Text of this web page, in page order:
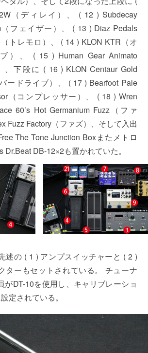
（ディレイ）、 ( 12 ) Subdecay
（フェイザー）、 ( 13 ) Diaz Pedals
トレモロ）、 ( 14 ) KLON KTR（オ
）、 ( 15 ) Human Gear Animato
、下段に ( 16 ) KLON Centaur Gold
ードライブ）、 ( 17 ) Bearfoot Pale
（コンプレッサー）、 ( 18 ) Wren
60’s Hot Germanium Fuzz（ファ
Fuzz Factory（ファズ）、そして入出
The Tone Junction Boxまたメトロ
Dr.Beat DB-12×2も置かれていた。
述の ( 1 ) アンプスイッチャーと ( 2 )
ターもセットされている。 チューナ
がDT-10を使用し、キャリブレーショ
定されている。